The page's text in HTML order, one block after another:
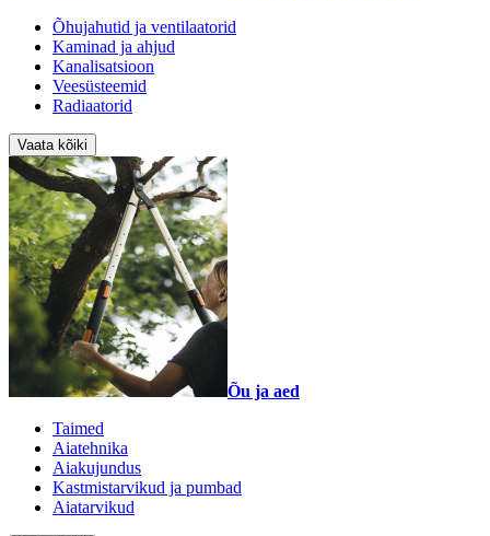
Õhujahutid ja ventilaatorid
Kaminad ja ahjud
Kanalisatsioon
Veesüsteemid
Radiaatorid
Vaata kõiki
Õu ja aed
Taimed
Aiatehnika
Aiakujundus
Kastmistarvikud ja pumbad
Aiatarvikud